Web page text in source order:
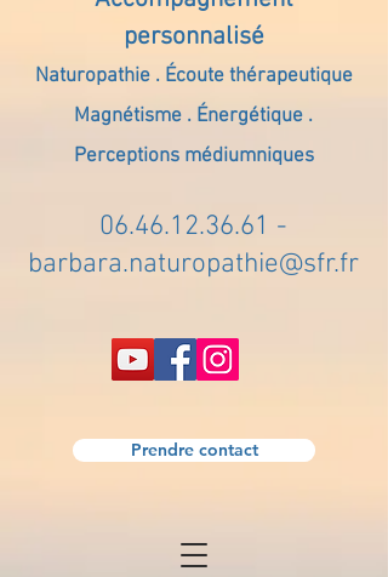
personnalisé
Naturopathie . Écoute thérapeutique
Magnétisme . Énergétique .
Perceptions médiumniques
06.46.12.36.61 -
barbara.naturopathie@sfr.fr
Prendre contact